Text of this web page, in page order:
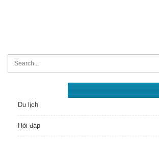
Du lịch
Hỏi đáp